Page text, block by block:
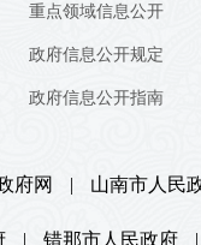
重点领域信息公开
政府信息公开规定
政府信息公开指南
府网 | 山南市人民
| 错那市人民政府 |